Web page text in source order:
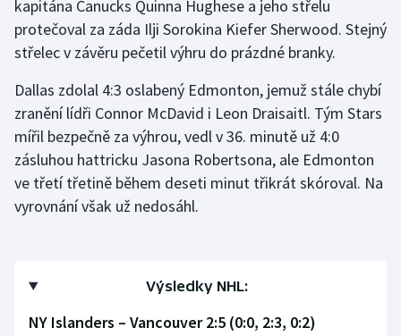
Parasport
Plavání
Plážový volejbal
Ragby
Rychlobruslení
kapitána Canucks Quinna Hughese a jeho střelu
protečoval za záda Ilji Sorokina Kiefer Sherwood. Stejný
střelec v závěru pečetil výhru do prázdné branky.
Dallas zdolal 4:3 oslabený Edmonton, jemuž stále chybí
zranění lídři Connor McDavid i Leon Draisaitl. Tým Stars
mířil bezpečně za výhrou, vedl v 36. minutě už 4:0
zásluhou hattricku Jasona Robertsona, ale Edmonton
ve třetí třetině během deseti minut třikrát skóroval. Na
vyrovnání však už nedosáhl.
Výsledky NHL:
NY Islanders – Vancouver 2:5 (0:0, 2:3, 0:2)